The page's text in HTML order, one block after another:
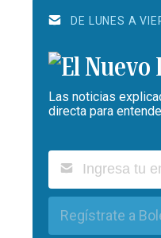
DE LUNES A
Las noticias
directa para
Regístrate a